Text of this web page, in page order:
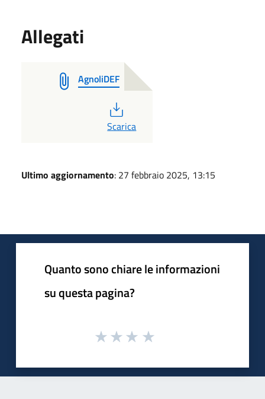
Allegati
AgnoliDEF
PDF
Scarica
Ultimo aggiornamento: 27 febbraio 2025, 13:15
Quanto sono chiare le informazioni
su questa pagina?